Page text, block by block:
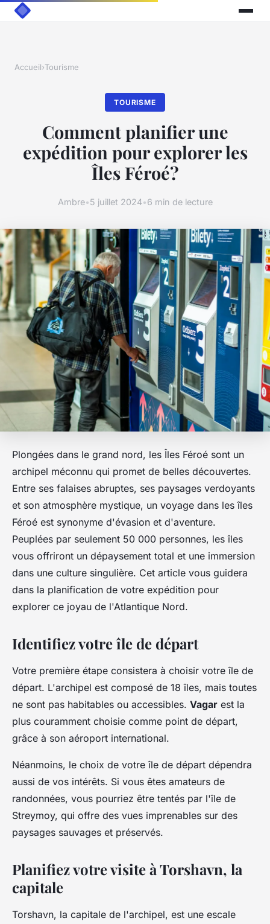
Accueil›Tourisme
TOURISME
Comment planifier une
expédition pour explorer les
Îles Féroé?
Ambre•5 juillet 2024•6 min de lecture
Plongées dans le grand nord, les Îles Féroé sont un
archipel méconnu qui promet de belles découvertes.
Entre ses falaises abruptes, ses paysages verdoyants
et son atmosphère mystique, un voyage dans les îles
Féroé est synonyme d'évasion et d'aventure.
Peuplées par seulement 50 000 personnes, les îles
vous offriront un dépaysement total et une immersion
dans une culture singulière. Cet article vous guidera
dans la planification de votre expédition pour
explorer ce joyau de l'Atlantique Nord.
Identifiez votre île de départ
Votre première étape consistera à choisir votre île de
départ. L'archipel est composé de 18 îles, mais toutes
ne sont pas habitables ou accessibles. Vagar est la
plus couramment choisie comme point de départ,
grâce à son aéroport international.
Néanmoins, le choix de votre île de départ dépendra
aussi de vos intérêts. Si vous êtes amateurs de
randonnées, vous pourriez être tentés par l'île de
Streymoy, qui offre des vues imprenables sur des
paysages sauvages et préservés.
Planifiez votre visite à Torshavn, la
capitale
Torshavn, la capitale de l'archipel, est une escale